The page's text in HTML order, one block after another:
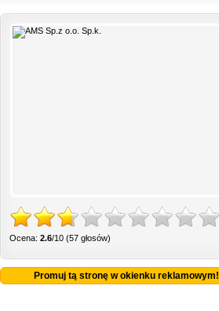
Ocena: 2.6/10 (57 głosów)
Promuj tą stronę w okienku reklamowym!